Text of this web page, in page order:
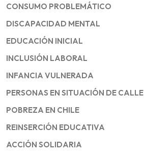
CONSUMO PROBLEMÁTICO
DISCAPACIDAD MENTAL
EDUCACIÓN INICIAL
INCLUSIÓN LABORAL
INFANCIA VULNERADA
PERSONAS EN SITUACIÓN DE CALLE
POBREZA EN CHILE
REINSERCIÓN EDUCATIVA
ACCIÓN SOLIDARIA